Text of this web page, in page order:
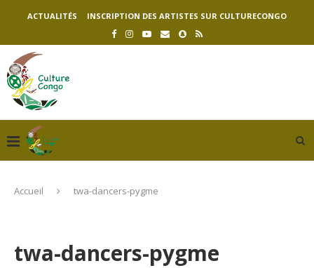
ACTUALITÉS INSCRIPTION DES ARTISTES SUR CULTURECONGO
Accueil twa-dancers-pygme
twa-dancers-pygme